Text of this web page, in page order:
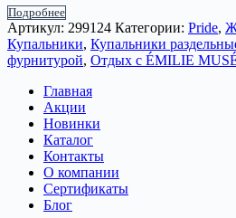
Подробнее
Артикул: 299124 Категории: Pride,
Купальники, Купальники
фурнитурой, Отдых с ÉMILIE
Главная
Акции
Новинки
Каталог
Контакты
О компании
Сертификаты
Блог